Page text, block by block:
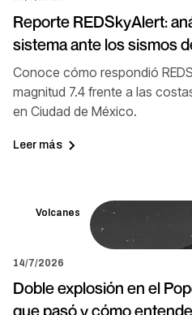
Reporte REDSkyAlert:
sistema ante los sismos
Conoce cómo respondió
magnitud 7.4 frente a las
en Ciudad de México.
Leer más
Volcanes
14/7/2026
Doble explosión en el
que pasó y cómo